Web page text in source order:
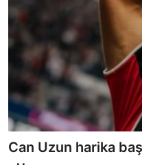
Can Uzun harika